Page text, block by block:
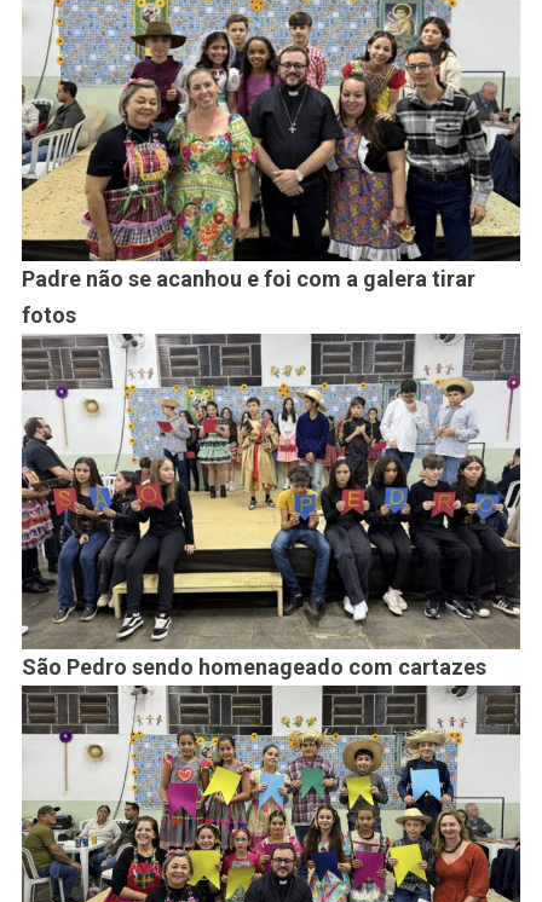
Padre não se acanhou e foi com a galera tirar
fotos
São Pedro sendo homenageado com cartazes